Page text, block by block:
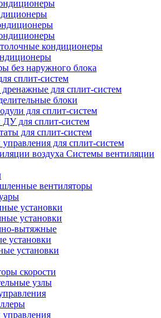
кондиционеры
без наружного блока
сплит-систем
для сплит-систем
блоки
для сплит-систем
ДУ для сплит-систем
для сплит-систем
для сплит-систем
Системы вентиляции
вентиляторы
установки
установки
вытяжные
установки
установки
скорости
узлы